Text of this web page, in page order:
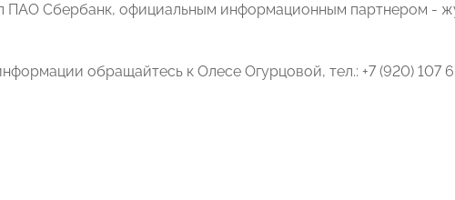
ПАО Сбербанк, официальным информационным партнером -
обращайтесь к Олесе Огурцовой, тел.: +7 (920) 107